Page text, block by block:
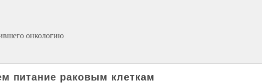
онкологию
питание раковым клеткам